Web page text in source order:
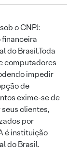
o CNPJ:
do Brasil.Toda
computadores
impedir
de
exime-se de
clientes,
por
é instituição
do Brasil.